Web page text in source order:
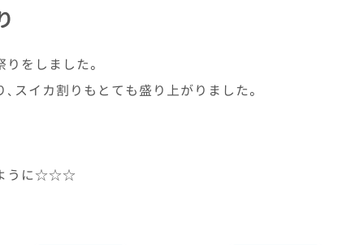
をしました。
スイカ割りもとても盛り上がりました。
ように☆☆☆